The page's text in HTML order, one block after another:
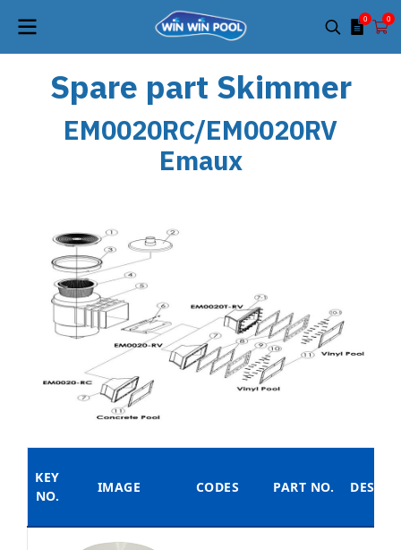
0 0
Spare part Skimmer
EM0020RC/EM0020RV
Emaux
KEY
NO.
IMAGE CODES PART NO.